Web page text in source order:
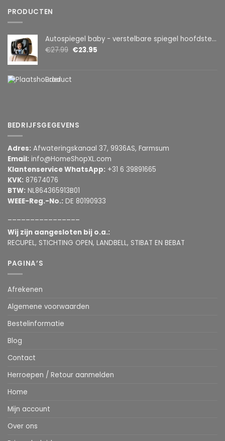
PRODUCTEN
Autospiegel baby - verstelbare spiegel hoofdsteun achterbank - veiligheidsspiegel - baby en kids - 19 x 30cm - 360 graden draaibaar - zwart
€27.99 €23.95
Product
BEDRIJFSGEGEVENS
Adres: Afwateringskanaal 37, 9936AS, Farmsum
Email: info@HomeShopXL.com
Klantenservice WhatsApp: +31 6 39891665
KVK: 87674076
BTW: NL864365913B01
WEEE-Reg.-No.: DE 80190933
Wij zijn aangesloten bij o.a.:
RECUPEL, STICHTING OPEN, LANDBELL, STIBAT EN BEBAT
PAGINA’S
Afrekenen
Algemene voorwaarden
Bestelinformatie
Blog
Contact
Herroepen / Retour aanmelden
Home
Mijn account
Over ons